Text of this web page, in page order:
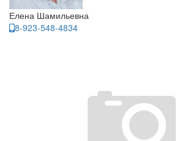
Елена Шамильевна
8-923-548-4834